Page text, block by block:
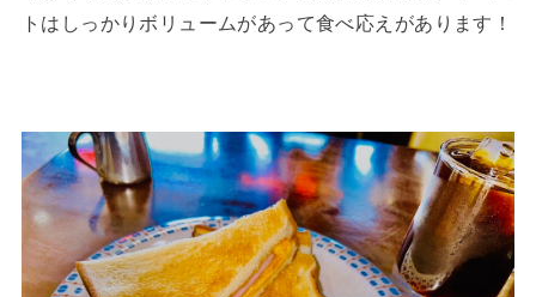
トはしっかりボリュームがあって食べ応えがあります！